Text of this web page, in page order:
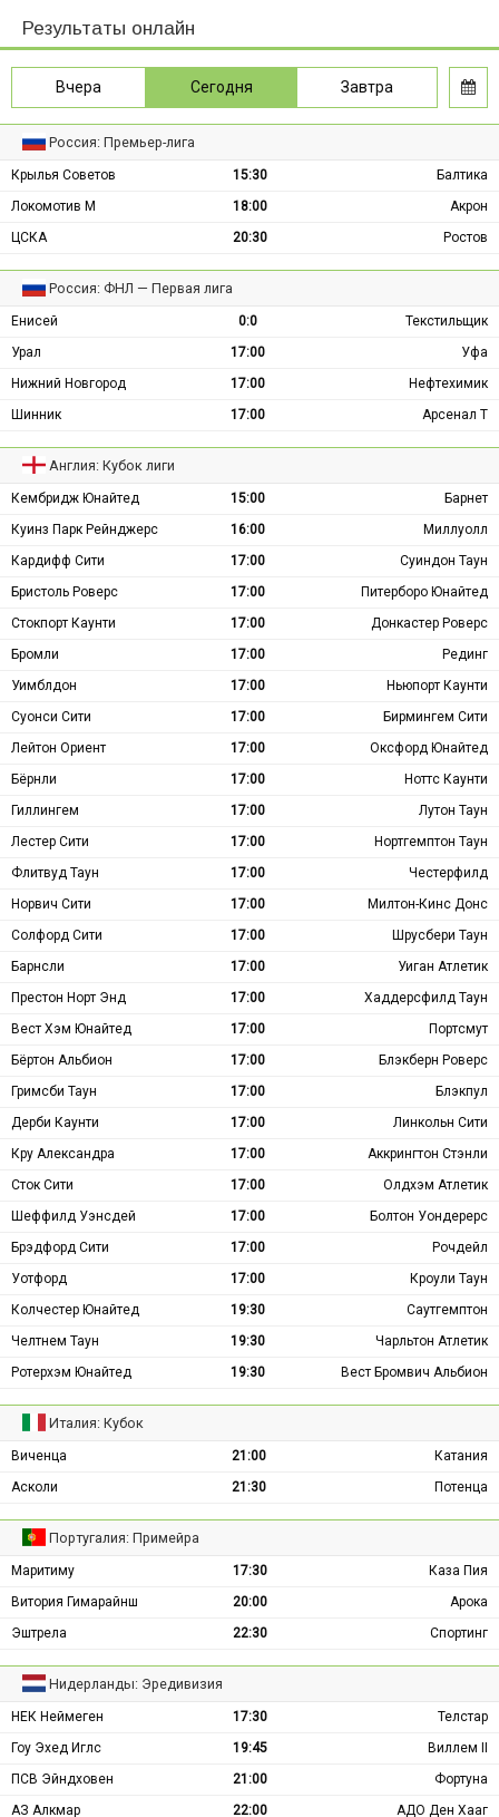
Результаты онлайн
Вчера Сегодня Завтра
Россия: Премьер-лига
Крылья Советов 15:30
Балтика
Локомотив М
18:00
Акрон
ЦСКА
20:30 Ростов
Россия: ФНЛ — Первая лига
Енисей 0:0
Текстильщик
Урал
17:00
Уфа
Нижний Новгород
17:00
Нефтехимик
Шинник
17:00 Арсенал Т
Англия: Кубок лиги
Кембридж Юнайтед 15:00
Барнет
Куинз Парк Рейнджерс
16:00
Миллуолл
Кардифф Сити
17:00
Суиндон Таун
Бристоль Роверс
17:00
Питерборо Юнайтед
Стокпорт Каунти
17:00
Донкастер Роверс
Бромли
17:00
Рединг
Уимблдон
17:00
Ньюпорт Каунти
Суонси Сити
17:00
Бирмингем Сити
Лейтон Ориент
17:00
Оксфорд Юнайтед
Бёрнли
17:00
Ноттс Каунти
Гиллингем
17:00
Лутон Таун
Лестер Сити
17:00
Нортгемптон Таун
Флитвуд Таун
17:00
Честерфилд
Норвич Сити
17:00
Милтон-Кинс Донс
Солфорд Сити
17:00
Шрусбери Таун
Барнсли
17:00
Уиган Атлетик
Престон Норт Энд
17:00
Хаддерсфилд Таун
Вест Хэм Юнайтед
17:00
Портсмут
Бёртон Альбион
17:00
Блэкберн Роверс
Гримсби Таун
17:00
Блэкпул
Дерби Каунти
17:00
Линкольн Сити
Кру Александра
17:00
Аккрингтон Стэнли
Сток Сити
17:00
Олдхэм Атлетик
Шеффилд Уэнсдей
17:00
Болтон Уондерерс
Брэдфорд Сити
17:00
Рочдейл
Уотфорд
17:00
Кроули Таун
Колчестер Юнайтед
19:30
Саутгемптон
Челтнем Таун
19:30
Чарльтон Атлетик
Ротерхэм Юнайтед
19:30 Вест Бромвич Альбион
Италия: Кубок
Виченца 21:00
Катания
Асколи
21:30 Потенца
Португалия: Примейра
Маритиму 17:30
Каза Пия
Витория Гимарайнш
20:00
Арока
Эштрела
22:30 Спортинг
Нидерланды: Эредивизия
НЕК Неймеген 17:30
Телстар
Гоу Эхед Иглс
19:45
Виллем II
ПСВ Эйндховен
21:00
Фортуна
АЗ Алкмар
22:00 АДО Ден Хааг